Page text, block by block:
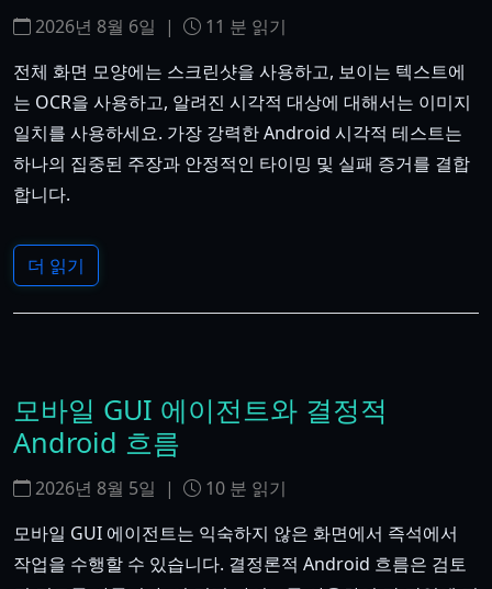
2026년 8월 6일 | 11 분 읽기
전체 화면 모양에는 스크린샷을 사용하고, 보이는 텍스트에
는 OCR을 사용하고, 알려진 시각적 대상에 대해서는 이미지
일치를 사용하세요. 가장 강력한 Android 시각적 테스트는
하나의 집중된 주장과 안정적인 타이밍 및 실패 증거를 결합
합니다.
더 읽기
모바일 GUI 에이전트와 결정적
Android 흐름
2026년 8월 5일 | 10 분 읽기
모바일 GUI 에이전트는 익숙하지 않은 화면에서 즉석에서
작업을 수행할 수 있습니다. 결정론적 Android 흐름은 검토